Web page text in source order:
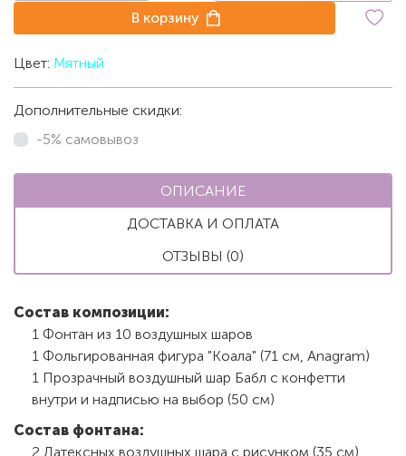
В корзину
Цвет: Мятный
Дополнительные скидки:
-5% самовывоз
ОПИСАНИЕ
ДОСТАВКА И ОПЛАТА
ОТЗЫВЫ (0)
Состав композиции:
1 Фонтан из 10 воздушных шаров
1 Фольгированная фигура "Коала" (71 см, Anagram)
1 Прозрачный воздушный шар Бабл с конфетти
внутри и надписью на выбор (50 см)
Состав фонтана:
2 Латексных воздушных шара с рисунком (35 см)